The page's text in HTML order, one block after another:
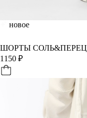
новое
ШОРТЫ СОЛЬ&ПЕРЕЦ
1150 ₽